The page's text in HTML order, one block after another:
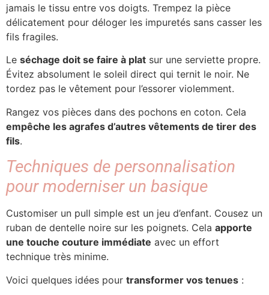
jamais le tissu entre vos doigts. Trempez la pièce
délicatement pour déloger les impuretés sans casser les
fils fragiles.
Le séchage doit se faire à plat sur une serviette propre.
Évitez absolument le soleil direct qui ternit le noir. Ne
tordez pas le vêtement pour l’essorer violemment.
Rangez vos pièces dans des pochons en coton. Cela
empêche les agrafes d’autres vêtements de tirer des
fils.
Techniques de personnalisation
pour moderniser un basique
Customiser un pull simple est un jeu d’enfant. Cousez un
ruban de dentelle noire sur les poignets. Cela apporte
une touche couture immédiate avec un effort
technique très minime.
Voici quelques idées pour transformer vos tenues :